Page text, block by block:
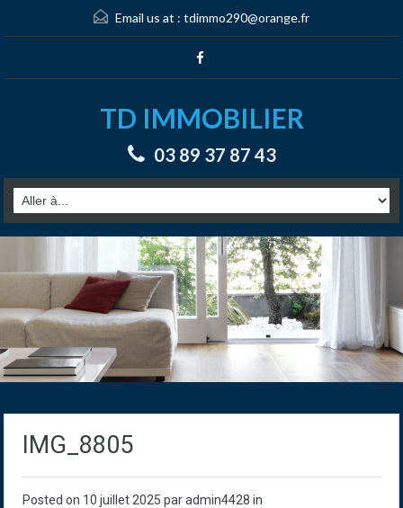
Email us at : tdimmo290@orange.fr
TD IMMOBILIER
03 89 37 87 43
IMG_8805
Posted on 10 juillet 2025 par admin4428 in